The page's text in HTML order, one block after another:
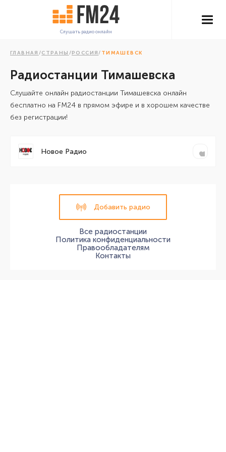
Слушать радио онлайн
ГЛАВНАЯ /СТРАНЫ /РОССИЯ/ ТИМАШЕВСК
Радиостанции Тимашевска
Cлушайте онлайн радиостанции Тимашевска онлайн
бесплатно на FM24 в прямом эфире и в хорошем качестве
без регистрации!
Новое Радио
Добавить радио
Все радиостанции
Политика конфиденциальности
Правообладателям
Контакты